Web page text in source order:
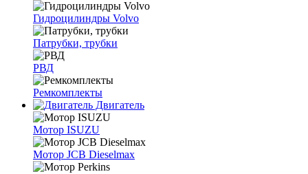
Гидроцилиндры Volvo
Патрубки, трубки
РВД
Ремкомплекты
Двигатель
Мотор ISUZU
Мотор JCB Dieselmax